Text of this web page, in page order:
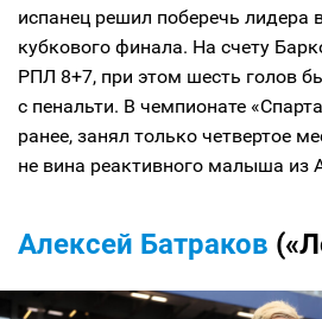
испанец решил поберечь лидера
кубкового финала. На счету
РПЛ 8+7, при этом шесть голов
с пенальти. В чемпионате
ранее, занял только четвертое
не вина реактивного малыша из
Алексей Батраков